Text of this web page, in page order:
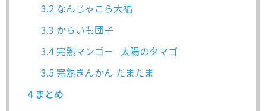
3.2 なんじゃこら大福
3.3 からいも団子
3.4完熟マンゴー 太陽のタマゴ
3.5 完熟きんかん たまたま
4まとめ